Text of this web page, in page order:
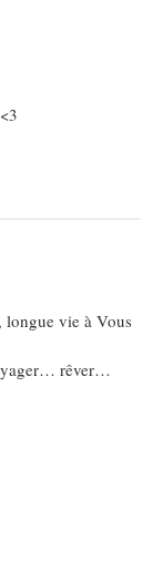
vie à Vous
rêver…